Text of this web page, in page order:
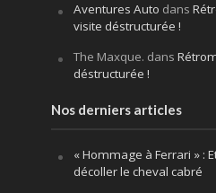
Aventures Auto dans
visite déstructurée !
The Maxque. dans
déstructurée !
Nos derniers articles
« Hommage à Ferrari » :
décoller le cheval cabré